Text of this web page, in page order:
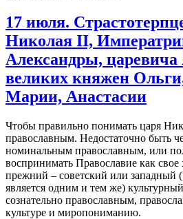
17 июля.
Николая II,
Александры, царевича
великих княжен
Марии, Анастасии
Чтобы правильно понимать царя
православным. Недостаточно быть
номинальным православным, или
воспринимать Православие как
прежний – советский или западный
является одним и тем же)
сознательно православным,
культуре и миропониманию.